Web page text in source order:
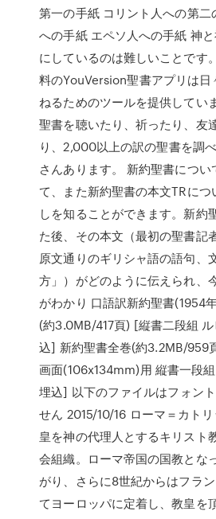
第一の手紙 コリント人への第二
への手紙 エペソ人への手紙 神
にしているのは難しいことです
料のYouVersion聖書アプリは日
ねるためのツールを提供してい
聖書を聴いたり、祈ったり、友
り、2,000以上の訳の聖書を調
さんあります。 新約聖書につい
て、また新約聖書の本文TRにつ
しを知ることができます。新約
た後、その本文（最初の聖書記
原文通りのギリシャ語の語句、
方」）がどのように伝えられ、
がわかり 口語訳新約聖書(1954
(約3.0MB/417頁) [縦書二段組
込] 新約聖書全巻(約3.2MB/959
画面(106x134mm)用 縦書一段
埋込] 以下のファイルはフォン
せん 2015/10/16 ローマ＝カト
皇を神の代理人とするキリスト
会組織。ローマ帝国の国教とな
がり、さらに8世紀からはフラ
てヨーロッパに定着し、教皇を